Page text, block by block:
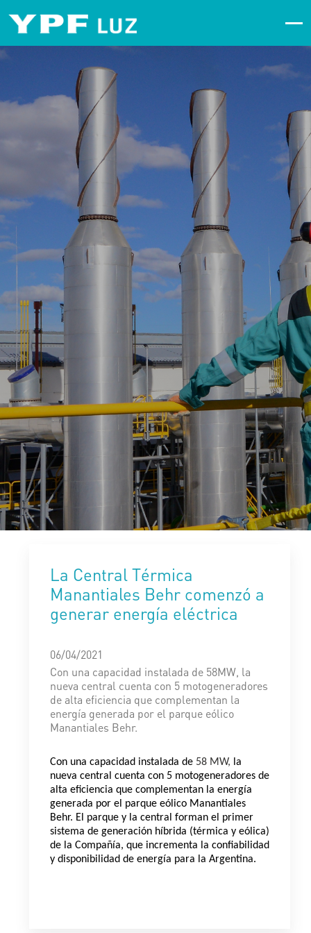
La Central Térmica
Manantiales Behr comenzó a
generar energía eléctrica
06/04/2021
Con una capacidad instalada de 58MW, la
nueva central cuenta con 5 motogeneradores
de alta eficiencia que complementan la
energía generada por el parque eólico
Manantiales Behr.
Con una capacidad instalada de 58 MW, la
nueva central cuenta con 5 motogeneradores de
alta eficiencia que complementan la energía
generada por el parque eólico Manantiales
Behr. El parque y la central forman el primer
sistema de generación híbrida (térmica y eólica)
de la Compañía, que incrementa la confiabilidad
y disponibilidad de energía para la Argentina.